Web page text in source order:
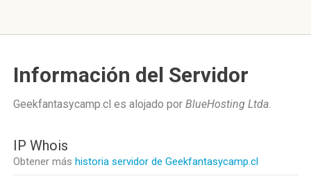
Información del Servidor
Geekfantasycamp.cl es alojado por BlueHosting Ltda.
IP Whois
Obtener más historia servidor de Geekfantasycamp.cl